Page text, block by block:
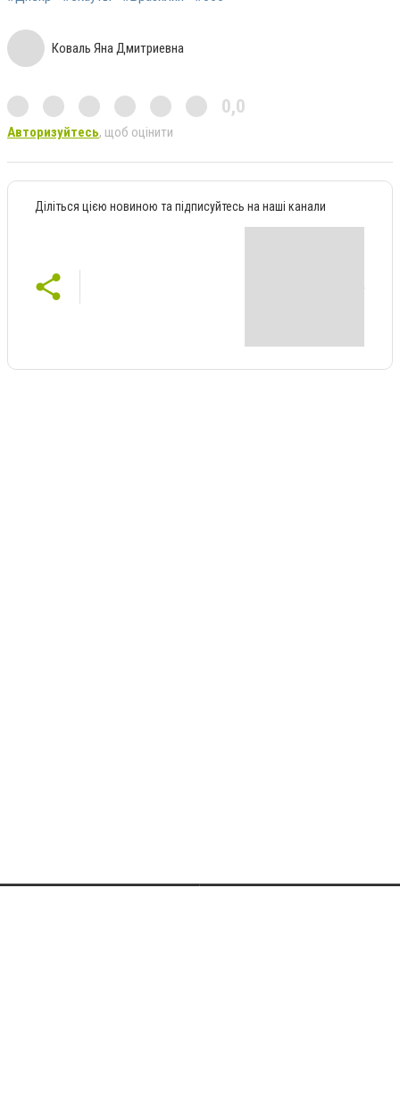
Коваль Яна Дмитриевна
0,0
Авторизуйтесь, щоб оцінити
Діліться цією новиною та підписуйтесь на наші канали